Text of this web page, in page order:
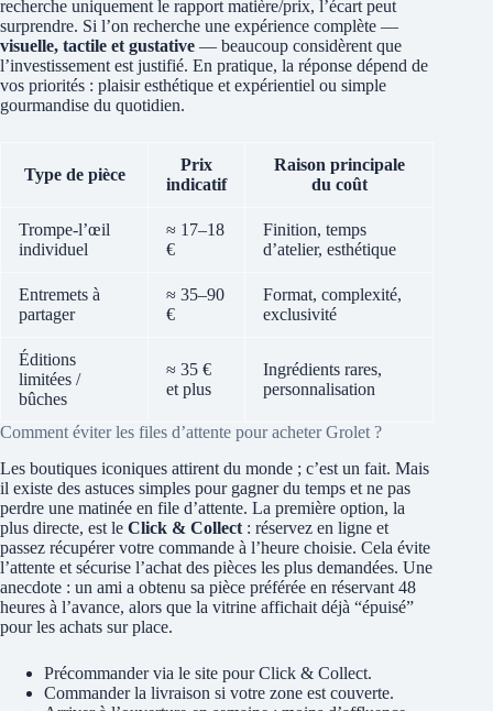
recherche uniquement le rapport matière/prix, l’écart peut
surprendre. Si l’on recherche une expérience complète —
visuelle, tactile et gustative — beaucoup considèrent que
l’investissement est justifié. En pratique, la réponse dépend de
vos priorités : plaisir esthétique et expérientiel ou simple
gourmandise du quotidien.
Type de pièce
Prix
indicatif
Raison principale
du coût
Trompe‑l’œil
individuel
≈ 17–18
€
Finition, temps
d’atelier, esthétique
Entremets à
partager
≈ 35–90
€
Format, complexité,
exclusivité
Éditions
limitées /
bûches
≈ 35 €
et plus
Ingrédients rares,
personnalisation
Comment éviter les files d’attente pour acheter Grolet ?
Les boutiques iconiques attirent du monde ; c’est un fait. Mais
il existe des astuces simples pour gagner du temps et ne pas
perdre une matinée en file d’attente. La première option, la
plus directe, est le Click & Collect : réservez en ligne et
passez récupérer votre commande à l’heure choisie. Cela évite
l’attente et sécurise l’achat des pièces les plus demandées. Une
anecdote : un ami a obtenu sa pièce préférée en réservant 48
heures à l’avance, alors que la vitrine affichait déjà “épuisé”
pour les achats sur place.
Précommander via le site pour Click & Collect.
Commander la livraison si votre zone est couverte.